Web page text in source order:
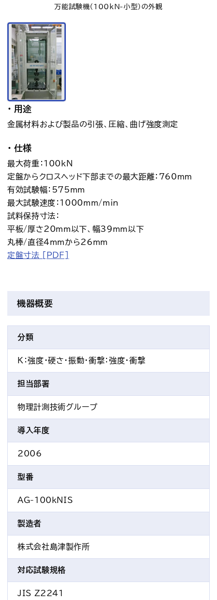
万能試験機（100kN-小型）の外観
用途
金属材料および製品の引張、圧縮、曲げ強度測定
仕様
最大荷重：100kN
定盤からクロスヘッド下部までの最大距離：760mm
有効試験幅：575mm
最大試験速度：1000mm/min
試料保持寸法：
平板/厚さ20mm以下、幅39mm以下
丸棒/直径4mmから26mm
定盤寸法 [PDF]
機器概要
分類
K：強度・硬さ・振動・衝撃：強度・衝撃
担当部署
物理計測技術グループ
導入年度
2006
型番
AG-100kNIS
製造者
株式会社島津製作所
対応試験規格
JIS Z2241